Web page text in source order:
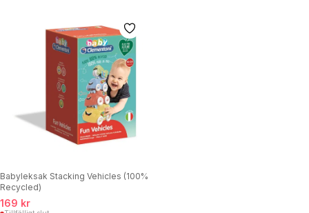
Babyleksak Stacking Vehicles (100%
Recycled)
169 kr